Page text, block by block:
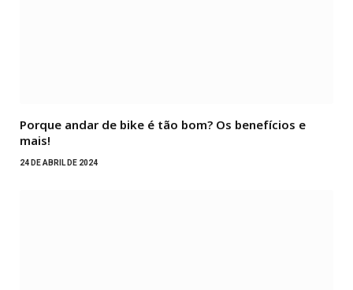
Porque andar de bike é tão bom? Os benefícios e
mais!
24 DE ABRIL DE 2024